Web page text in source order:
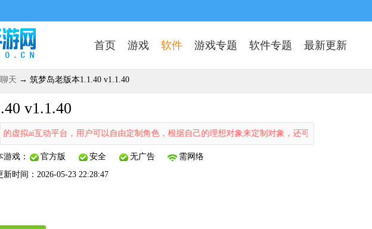
首页 游戏 软件 游戏专题 软件专题 最新更新
天 → 筑梦岛老版本1.1.40 v1.1.40
v1.1.40
平台，用户可以自由定制角色，根据自己的理想对象来定制对象，还可以自己设定剧情场景，与
游戏： 官方版 安全 无广告
需网络
新时间： 2026-05-23 22:28:47